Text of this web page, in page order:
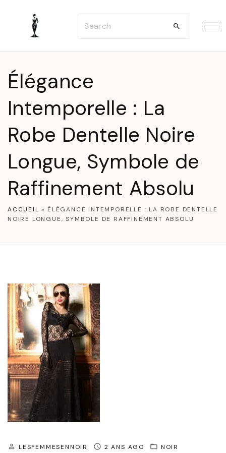
o
:
Élégance
Intemporelle : La
Robe Dentelle Noire
Longue, Symbole de
Raffinement Absolu
ACCUEIL » ÉLÉGANCE INTEMPORELLE : LA ROBE DENTELLE
NOIRE LONGUE, SYMBOLE DE RAFFINEMENT ABSOLU
LESFEMMESENNOIR 2 ANS AGO
NOIR